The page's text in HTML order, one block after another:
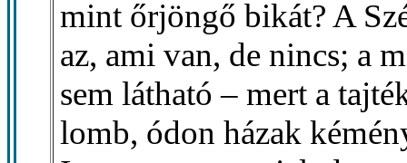
mint őrjöngő bikát? A
az, ami van, de nincs; a
sem látható – mert a
lomb, ódon házak